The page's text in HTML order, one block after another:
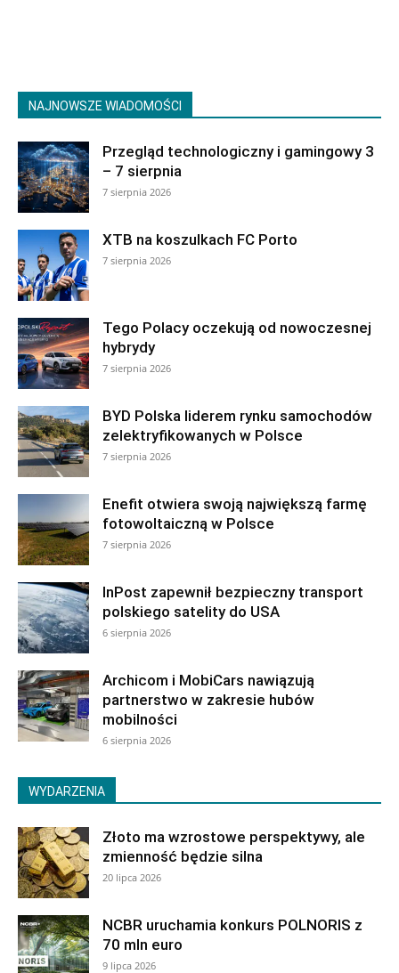
NAJNOWSZE WIADOMOŚCI
Przegląd technologiczny i gamingowy 3
– 7 sierpnia
7 sierpnia 2026
XTB na koszulkach FC Porto
7 sierpnia 2026
Tego Polacy oczekują od nowoczesnej
hybrydy
7 sierpnia 2026
BYD Polska liderem rynku samochodów
zelektryfikowanych w Polsce
7 sierpnia 2026
Enefit otwiera swoją największą farmę
fotowoltaiczną w Polsce
7 sierpnia 2026
InPost zapewnił bezpieczny transport
polskiego satelity do USA
6 sierpnia 2026
Archicom i MobiCars nawiązują
partnerstwo w zakresie hubów
mobilności
6 sierpnia 2026
WYDARZENIA
Złoto ma wzrostowe perspektywy, ale
zmienność będzie silna
20 lipca 2026
NCBR uruchamia konkurs POLNORIS z
70 mln euro
9 lipca 2026